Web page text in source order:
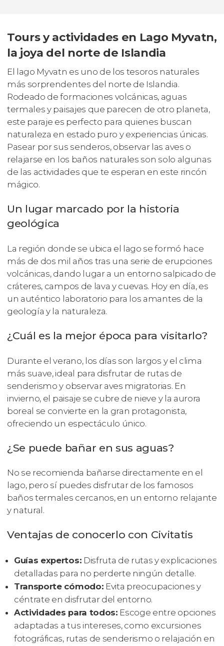
Tours y actividades en Lago Myvatn,
la joya del norte de Islandia
El lago Myvatn es uno de los tesoros naturales
más sorprendentes del norte de Islandia.
Rodeado de formaciones volcánicas, aguas
termales y paisajes que parecen de otro planeta,
este paraje es perfecto para quienes buscan
naturaleza en estado puro y experiencias únicas.
Pasear por sus senderos, observar las aves o
relajarse en los baños naturales son solo algunas
de las actividades que te esperan en este rincón
mágico.
Un lugar marcado por la historia
geológica
La región donde se ubica el lago se formó hace
más de dos mil años tras una serie de erupciones
volcánicas, dando lugar a un entorno salpicado de
cráteres, campos de lava y cuevas. Hoy en día, es
un auténtico laboratorio para los amantes de la
geología y la naturaleza.
¿Cuál es la mejor época para visitarlo?
Durante el verano, los días son largos y el clima
más suave, ideal para disfrutar de rutas de
senderismo y observar aves migratorias. En
invierno, el paisaje se cubre de nieve y la aurora
boreal se convierte en la gran protagonista,
ofreciendo un espectáculo único.
¿Se puede bañar en sus aguas?
No se recomienda bañarse directamente en el
lago, pero sí puedes disfrutar de los famosos
baños termales cercanos, en un entorno relajante
y natural.
Ventajas de conocerlo con Civitatis
Guías expertos: Disfruta de rutas y explicaciones
detalladas para no perderte ningún detalle.
Transporte cómodo: Evita preocupaciones y
céntrate en disfrutar del entorno.
Actividades para todos: Escoge entre opciones
adaptadas a tus intereses, como excursiones
fotográficas, rutas de senderismo o relajación en